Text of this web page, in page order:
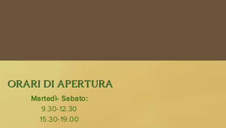
ORARI DI APERTURA
Martedì- Sabato:
9.30-12.30
15.30-19.00